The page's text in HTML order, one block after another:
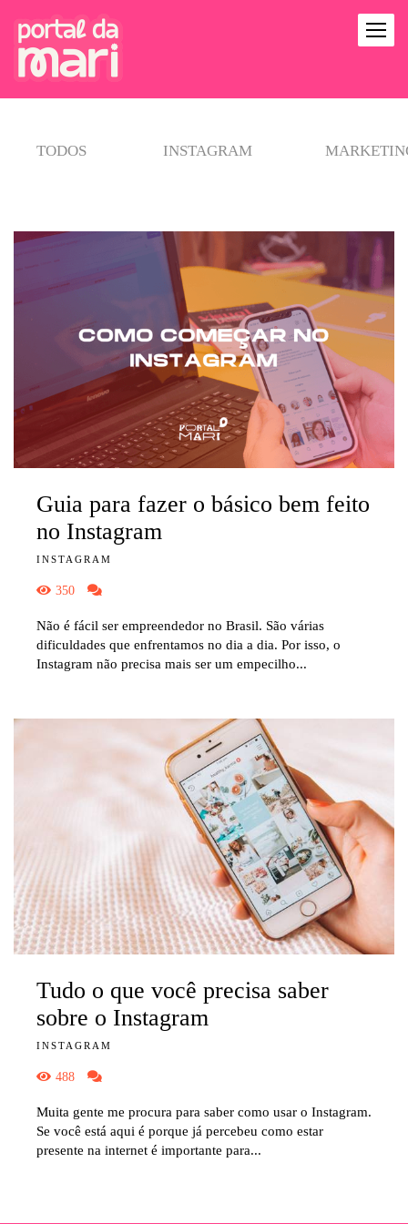
TODOS INSTAGRAM
Guia para fazer o básico bem feito
no Instagram
INSTAGRAM
350
Não é fácil ser empreendedor no Brasil. São várias
dificuldades que enfrentamos no dia a dia. Por isso, o
Instagram não precisa mais ser um empecilho...
Tudo o que você precisa saber
sobre o Instagram
INSTAGRAM
488
Muita gente me procura para saber como usar o Instagram.
Se você está aqui é porque já percebeu como estar
presente na internet é importante para...